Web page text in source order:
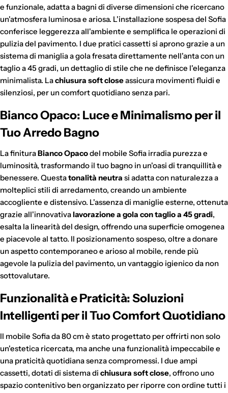
e funzionale, adatta a bagni di diverse dimensioni che ricercano
un'atmosfera luminosa e ariosa. L'installazione sospesa del Sofia
conferisce leggerezza all'ambiente e semplifica le operazioni di
pulizia del pavimento. I due pratici cassetti si aprono grazie a un
sistema di maniglia a gola fresata direttamente nell'anta con un
taglio a 45 gradi, un dettaglio di stile che ne definisce l'eleganza
minimalista. Lachiusura soft closeassicura movimenti fluidi e
silenziosi, per un comfort quotidiano senza pari.
Bianco Opaco: Luce e Minimalismo per il
Tuo Arredo Bagno
La finituraBianco Opacodel mobile Sofia irradia purezza e
luminosità, trasformando il tuo bagno in un'oasi di tranquillità e
benessere. Questatonalità neutra si adatta con naturalezza a
molteplici stili di arredamento, creando un ambiente
accogliente e distensivo. L'assenza di maniglie esterne, ottenuta
grazie all'innovativalavorazione a gola con taglio a 45 gradi,
esalta la linearità del design, offrendo una superficie omogenea
e piacevole al tatto. Il posizionamento sospeso, oltre a donare
un aspetto contemporaneo e arioso al mobile, rende più
agevole la pulizia del pavimento, un vantaggio igienico da non
sottovalutare.
Funzionalità e Praticità: Soluzioni
Intelligenti per il Tuo Comfort Quotidiano
Il mobile Sofia da 80 cm è stato progettato per offrirti non solo
un'estetica ricercata, ma anche una funzionalità impeccabile e
una praticità quotidiana senza compromessi. I due ampi
cassetti, dotati di sistema di chiusura soft close, offrono uno
spazio contenitivo ben organizzato per riporre con ordine tutti i